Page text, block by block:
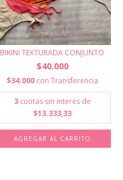
BIKINI TEXTURADA CONJUNTO
$40.000
$34.000 con Transferencia
3 cuotas sin interés de
$13.333,33
AGREGAR AL CARRITO